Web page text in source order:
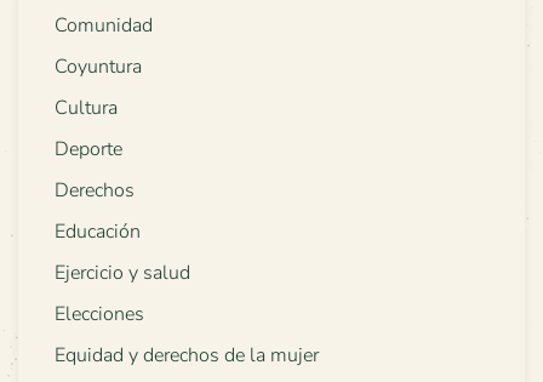
Comunidad
Coyuntura
Cultura
Deporte
Derechos
Educación
Ejercicio y salud
Elecciones
Equidad y derechos de la mujer